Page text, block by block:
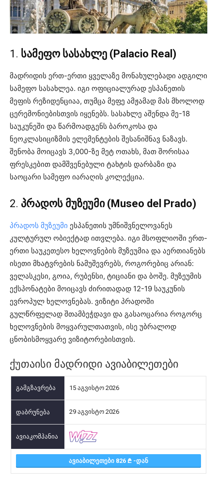
1. სამეფო სასახლე (Palacio Real)
მადრიდის ერთ-ერთი ყველაზე მონახულებადი ადგილი
სამეფო სასახლეა. იგი ოფიციალურად ესპანეთის
მეფის რეზიდენციაა, თუმცა მეფე ამჟამად მას მხოლოდ
ცერემონიებისთვის იყენებს. სასახლე აშენდა მე-18
საუკუნეში და წარმოადგენს ბაროკოსა და
ნეოკლასიციზმის ელემენტების შესანიშნავ ნაზავს.
შენობა მოიცავს 3,000-ზე მეტ ოთახს, მათ შორისაა
ფრესკებით დამშვენებული ტახტის დარბაზი და
საოცარი სამეფო იარაღის კოლექცია.
2. პრადოს მუზეუმი (Museo del Prado)
პრადოს მუზეუმი ესპანეთის უმნიშვნელოვანეს
კულტურულ ობიექტად ითვლება. იგი მსოფლიოში ერთ-
ერთი საუკეთესო ხელოვნების მუზეუმია და აერთიანებს
ისეთი მხატვრების ნამუშევრებს, როგორებიც არიან:
ველასკესი, გოია, რუბენსი, ტიციანი და ბოშე. მუზეუმის
ექსპონატები მოიცავს ძირითადად 12-19 საუკუნის
ევროპულ ხელოვნებას. ვიზიტი პრადოში
გულწრფელად შთამბეჭდავი და გასაოცარია როგორც
ხელოვნების მოყვარულთათვის, ისე უბრალოდ
ცნობისმოყვარე ვიზიტორებისთვის.
ქუთაისი მადრიდი ავიაბილეთები
15 აგვისტო 2026
29 აგვისტო 2026
ᲐᲕᲘᲐᲑᲘᲚᲔᲗᲔᲑᲘ 826 -ᲓᲐᲜ